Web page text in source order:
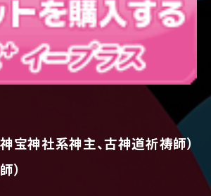
宝神社系神主、古神道祈祷師）
）